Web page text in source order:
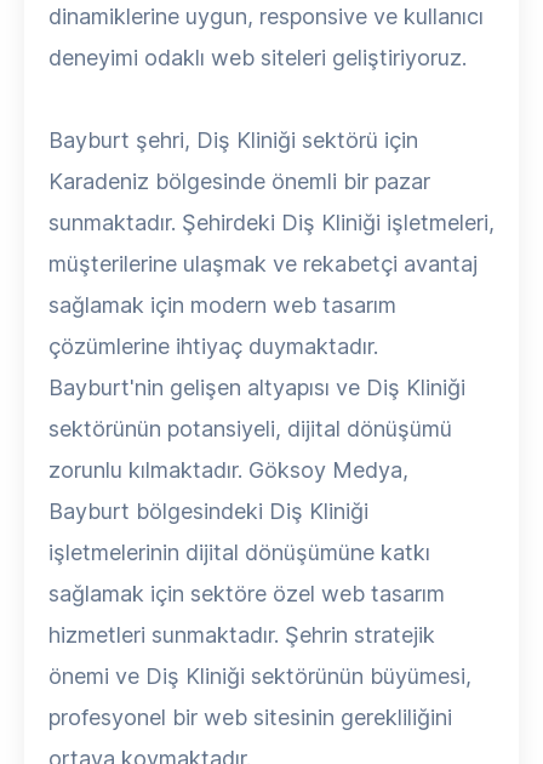
dinamiklerine uygun, responsive ve kullanıcı
deneyimi odaklı web siteleri geliştiriyoruz.
Bayburt şehri, Diş Kliniği sektörü için
Karadeniz bölgesinde önemli bir pazar
sunmaktadır. Şehirdeki Diş Kliniği işletmeleri,
müşterilerine ulaşmak ve rekabetçi avantaj
sağlamak için modern web tasarım
çözümlerine ihtiyaç duymaktadır.
Bayburt'nin gelişen altyapısı ve Diş Kliniği
sektörünün potansiyeli, dijital dönüşümü
zorunlu kılmaktadır. Göksoy Medya,
Bayburt bölgesindeki Diş Kliniği
işletmelerinin dijital dönüşümüne katkı
sağlamak için sektöre özel web tasarım
hizmetleri sunmaktadır. Şehrin stratejik
önemi ve Diş Kliniği sektörünün büyümesi,
profesyonel bir web sitesinin gerekliliğini
ortaya koymaktadır.